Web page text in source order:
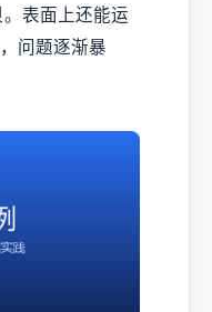
表面上还能运
问题逐渐暴